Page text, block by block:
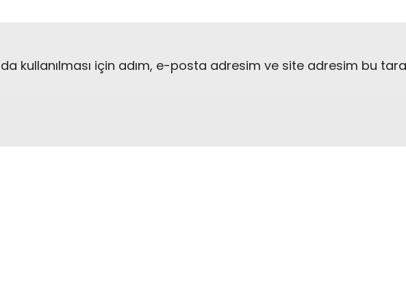
kullanılması için adım, e-posta adresim ve site adresim bu